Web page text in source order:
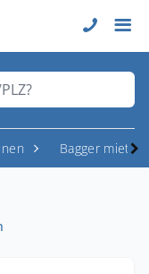
Bagger mieten